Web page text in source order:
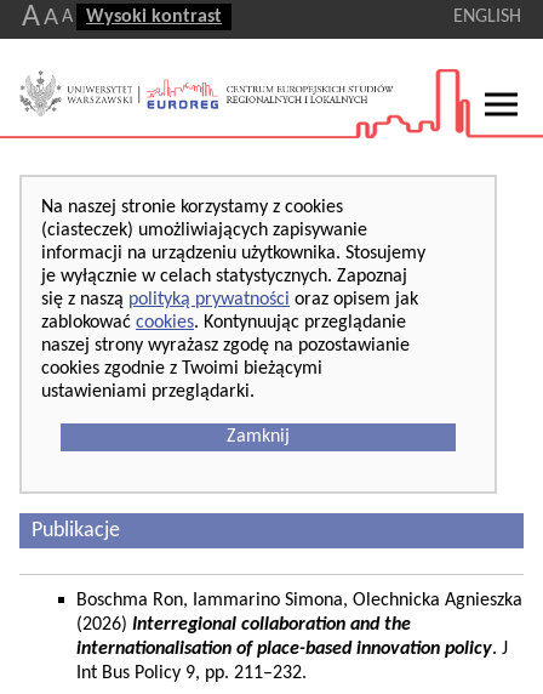
AA A Wysoki kontrast ENGLISH
Na naszej stronie korzystamy z cookies
(ciasteczek) umożliwiających zapisywanie
informacji na urządzeniu użytkownika. Stosujemy
je wyłącznie w celach statystycznych. Zapoznaj
się z naszą polityką prywatności oraz opisem jak
zablokować cookies. Kontynuując przeglądanie
naszej strony wyrażasz zgodę na pozostawianie
cookies zgodnie z Twoimi bieżącymi
ustawieniami przeglądarki.
Zamknij
Publikacje
Boschma Ron, Iammarino Simona, Olechnicka Agnieszka
(2026) Interregional collaboration and the
internationalisation of place-based innovation policy. J
Int Bus Policy 9, pp. 211–232.